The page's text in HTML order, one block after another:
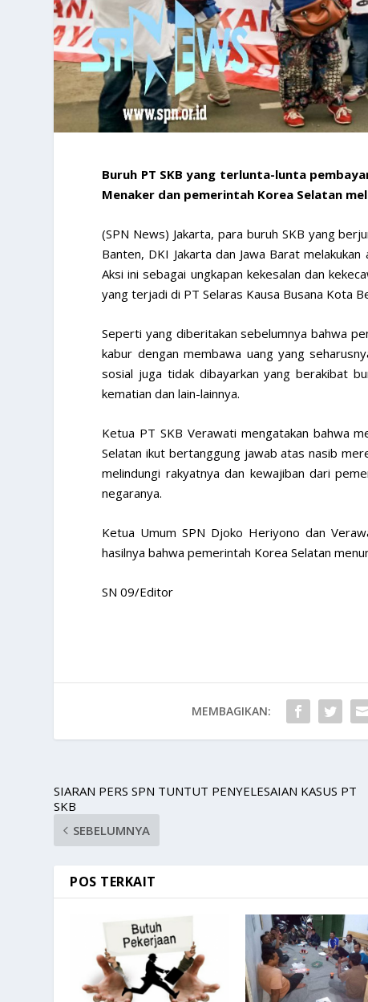
Buruh PT SKB yang terlunta-lunta
Menaker dan pemerintah Korea Selatan
(SPN News) Jakarta, para buruh SKB yang
Banten, DKI Jakarta dan Jawa Barat
Aksi ini sebagai ungkapan kekesalan dan
yang terjadi di PT Selaras Kausa Busana Kota
Seperti yang diberitakan sebelumnya bahwa
kabur dengan membawa uang yang
sosial juga tidak dibayarkan yang berakibat
kematian dan lain-lainnya.
Ketua PT SKB Verawati mengatakan bahwa
Selatan ikut bertanggung jawab atas nasib
melindungi rakyatnya dan kewajiban dari
negaranya.
Ketua Umum SPN Djoko Heriyono dan
hasilnya bahwa pemerintah Korea Selatan
SN 09/Editor
MEMBAGIKAN:
SIARAN PERS SPN TUNTUT PENYELESAIAN KASUS PT
SKB
SEBELUMNYA
POS TERKAIT